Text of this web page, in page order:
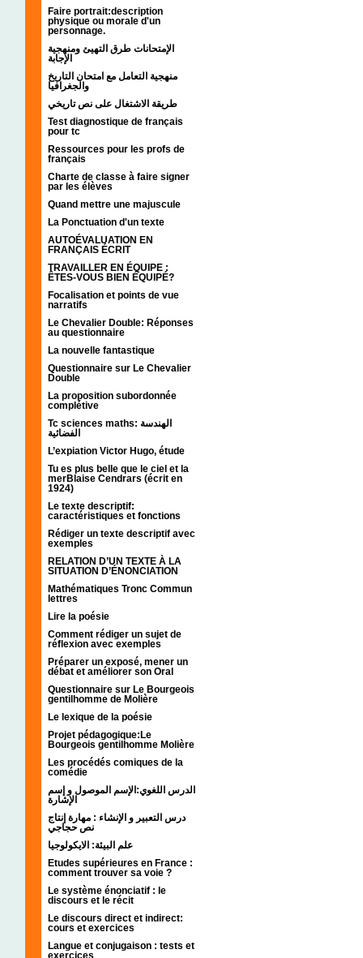
Faire portrait:description
physique ou morale d'un
personnage.
الإمتحانات طرق التهيئ ومنهجية
الإجابة
منهجية التعامل مع امتحان التاريخ
والجغرافيا
طريقة الاشتغال على نص تاريخي
Test diagnostique de français
pour tc
Ressources pour les profs de
français
Charte de classe à faire signer
par les élèves
Quand mettre une majuscule
La Ponctuation d'un texte
AUTOÉVALUATION EN
FRANÇAIS ÉCRIT
TRAVAILLER EN ÉQUIPE :
ÊTES-VOUS BIEN ÉQUIPÉ?
Focalisation et points de vue
narratifs
Le Chevalier Double: Réponses
au questionnaire
La nouvelle fantastique
Questionnaire sur Le Chevalier
Double
La proposition subordonnée
complétive
Tc sciences maths: الهندسة
الفضائية
L’expiation Victor Hugo, étude
Tu es plus belle que le ciel et la
merBlaise Cendrars (écrit en
1924)
Le texte descriptif:
caractéristiques et fonctions
Rédiger un texte descriptif avec
exemples
RELATION D’UN TEXTE À LA
SITUATION D’ÉNONCIATION
Mathématiques Tronc Commun
lettres
Lire la poésie
Comment rédiger un sujet de
réflexion avec exemples
Préparer un exposé, mener un
débat et améliorer son Oral
Questionnaire sur Le Bourgeois
gentilhomme de Molière
Le lexique de la poésie
Projet pédagogique:Le
Bourgeois gentilhomme Molière
Les procédés comiques de la
comédie
الدرس اللغوي:الإسم الموصول و إسم
الإشارة
درس التعبير و الإنشاء : مهارة إنتاج
نص حجاجي
علم البيئة: الايكولوجيا
Etudes supérieures en France :
comment trouver sa voie ?
Le système énonciatif : le
discours et le récit
Le discours direct et indirect:
cours et exercices
Langue et conjugaison : tests et
exercices